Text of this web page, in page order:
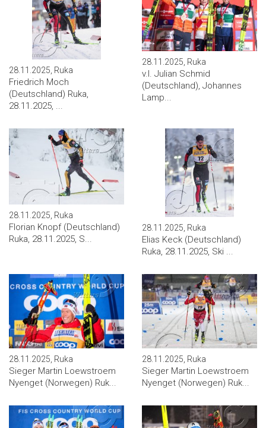
28.11.2025, Ruka
Friedrich Moch
(Deutschland) Ruka,
28.11.2025, ...
28.11.2025, Ruka
v.l. Julian Schmid
(Deutschland), Johannes
Lamp...
28.11.2025, Ruka
Florian Knopf (Deutschland)
Ruka, 28.11.2025, S...
28.11.2025, Ruka
Elias Keck (Deutschland)
Ruka, 28.11.2025, Ski ...
28.11.2025, Ruka
Sieger Martin Loewstroem
Nyenget (Norwegen) Ruk...
28.11.2025, Ruka
Sieger Martin Loewstroem
Nyenget (Norwegen) Ruk...